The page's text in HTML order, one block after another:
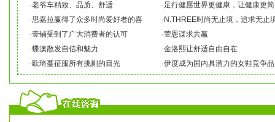
·老爷车精致、品质、舒适 ·足行健愿世界更健康，让健康更简
·思嘉拉赢得了众多时尚爱好者的喜 · N.THREE时尚无止境，追求无止
·壹铺受到了广大消费者的认可 ·萱恩谋求共赢
·蝶澳散发自信和魅力 ·金洛熙让舒适自由自在
·欧琦蔓征服所有挑剔的目光 ·伊度成为国内具潜力的女鞋竞争品